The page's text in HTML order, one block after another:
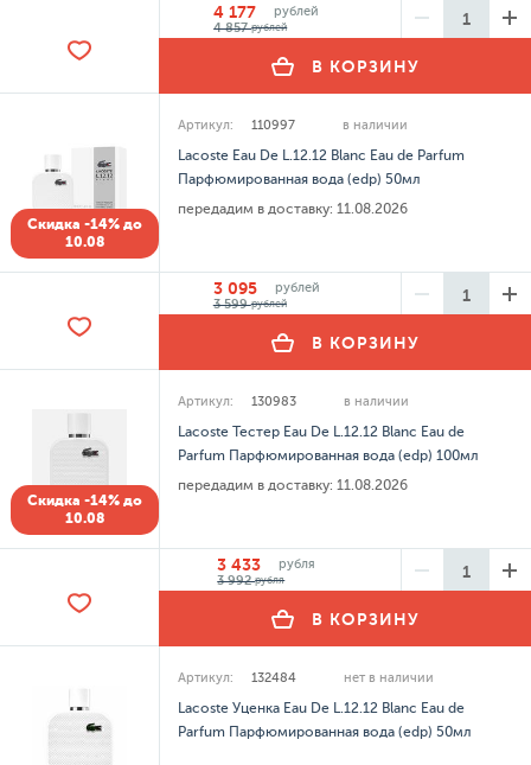
4 177
рублей
4 857рублей
В КОРЗИНУ
Скидка -14% до
10.08
Артикул: 110997 в наличии
Lacoste Eau De L.12.12 Blanc Eau de Parfum
Парфюмированная вода (edp) 50мл
передадим в доставку: 11.08.2026
3 095
рублей
3 599рублей
В КОРЗИНУ
Скидка -14% до
10.08
Артикул: 130983 в наличии
Lacoste Тестер Eau De L.12.12 Blanc Eau de
Parfum Парфюмированная вода (edp) 100мл
передадим в доставку: 11.08.2026
3 433
рубля
3 992рубля
В КОРЗИНУ
Артикул: 132484 нет в наличии
Lacoste Уценка Eau De L.12.12 Blanc Eau de
Parfum Парфюмированная вода (edp) 50мл